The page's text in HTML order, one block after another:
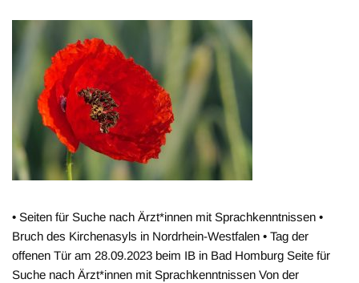
• Seiten für Suche nach Ärzt*innen mit Sprachkenntnissen •
Bruch des Kirchenasyls in Nordrhein-Westfalen • Tag der
offenen Tür am 28.09.2023 beim IB in Bad Homburg Seite für
Suche nach Ärzt*innen mit Sprachkenntnissen Von der